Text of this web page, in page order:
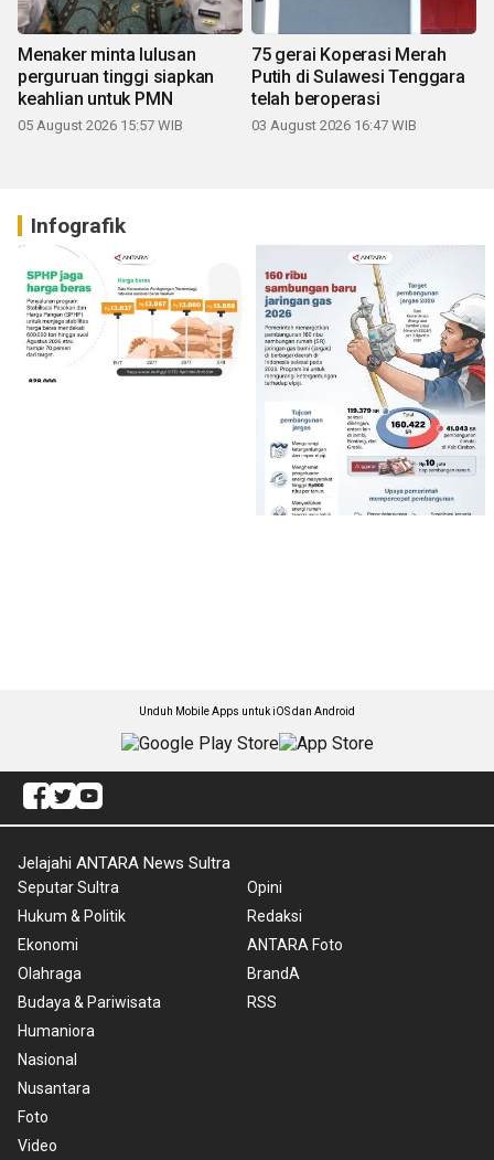
Menaker minta lulusan
perguruan tinggi siapkan
keahlian untuk PMN
05 August 2026 15:57 WIB
75 gerai Koperasi Merah
Putih di Sulawesi Tenggara
telah beroperasi
03 August 2026 16:47 WIB
Infografik
Unduh Mobile Apps untuk iOS dan Android
Jelajahi ANTARA News Sultra
Seputar Sultra
Hukum & Politik
Ekonomi
Olahraga
Budaya & Pariwisata
Humaniora
Nasional
Nusantara
Foto
Video
Opini
Redaksi
ANTARA Foto
BrandA
RSS